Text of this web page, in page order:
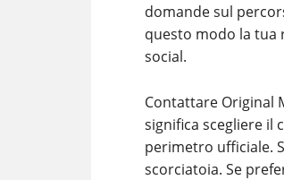
domande sul
questo modo la tua
social.
Contattare Original
significa scegliere il
perimetro ufficiale.
scorciatoia. Se